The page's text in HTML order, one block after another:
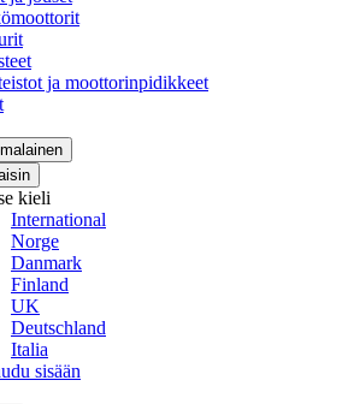
ja moottorinpidikkeet
kieli
International
Norge
Danmark
Finland
UK
Deutschland
Italia
sisään